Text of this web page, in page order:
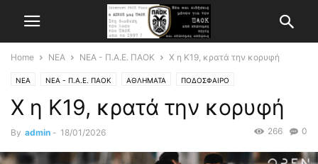
Home ΝΕΑ ΝΕΑ - Π.Α.Ε. ΠΑΟΚ Χ η Κ19, κρατά την κορυφή
ΝΕΑ ΝΕΑ - Π.Α.Ε. ΠΑΟΚ ΑΘΛΗΜΑΤΑ ΠΟΔΟΣΦΑΙΡΟ
Χ η Κ19, κρατά την κορυφή
By admin - 18/01/2026 0
266